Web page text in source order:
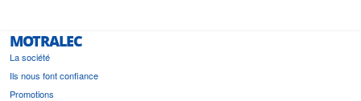
MOTRALEC
La société
Ils nous font confiance
Promotions